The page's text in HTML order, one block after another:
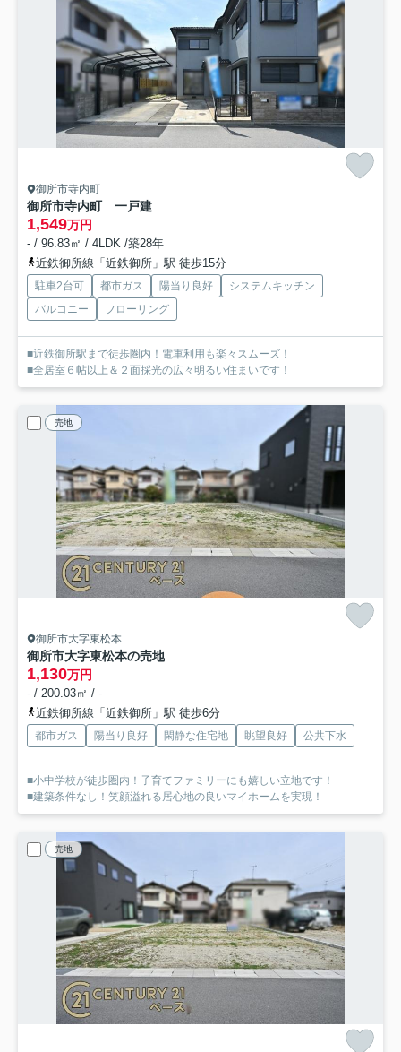
御所市寺内町
御所市寺内町 一戸建
1,549万円
- / 96.83㎡ / 4LDK /築28年
近鉄御所線「近鉄御所」駅 徒歩15分
駐車2台可 都市ガス 陽当り良好
システムキッチン
バルコニー
フローリング
■近鉄御所駅まで徒歩圏内！電車利用も楽々スムーズ！
■全居室６帖以上＆２面採光の広々明るい住まいです！
売地
御所市大字東松本
御所市大字東松本の売地
1,130万円
- / 200.03㎡ / -
近鉄御所線「近鉄御所」駅 徒歩6分
都市ガス 陽当り良好 閑静な住宅地 眺望良好 公共下水
■小中学校が徒歩圏内！子育てファミリーにも嬉しい立地です！
■建築条件なし！笑顔溢れる居心地の良いマイホームを実現！
売地